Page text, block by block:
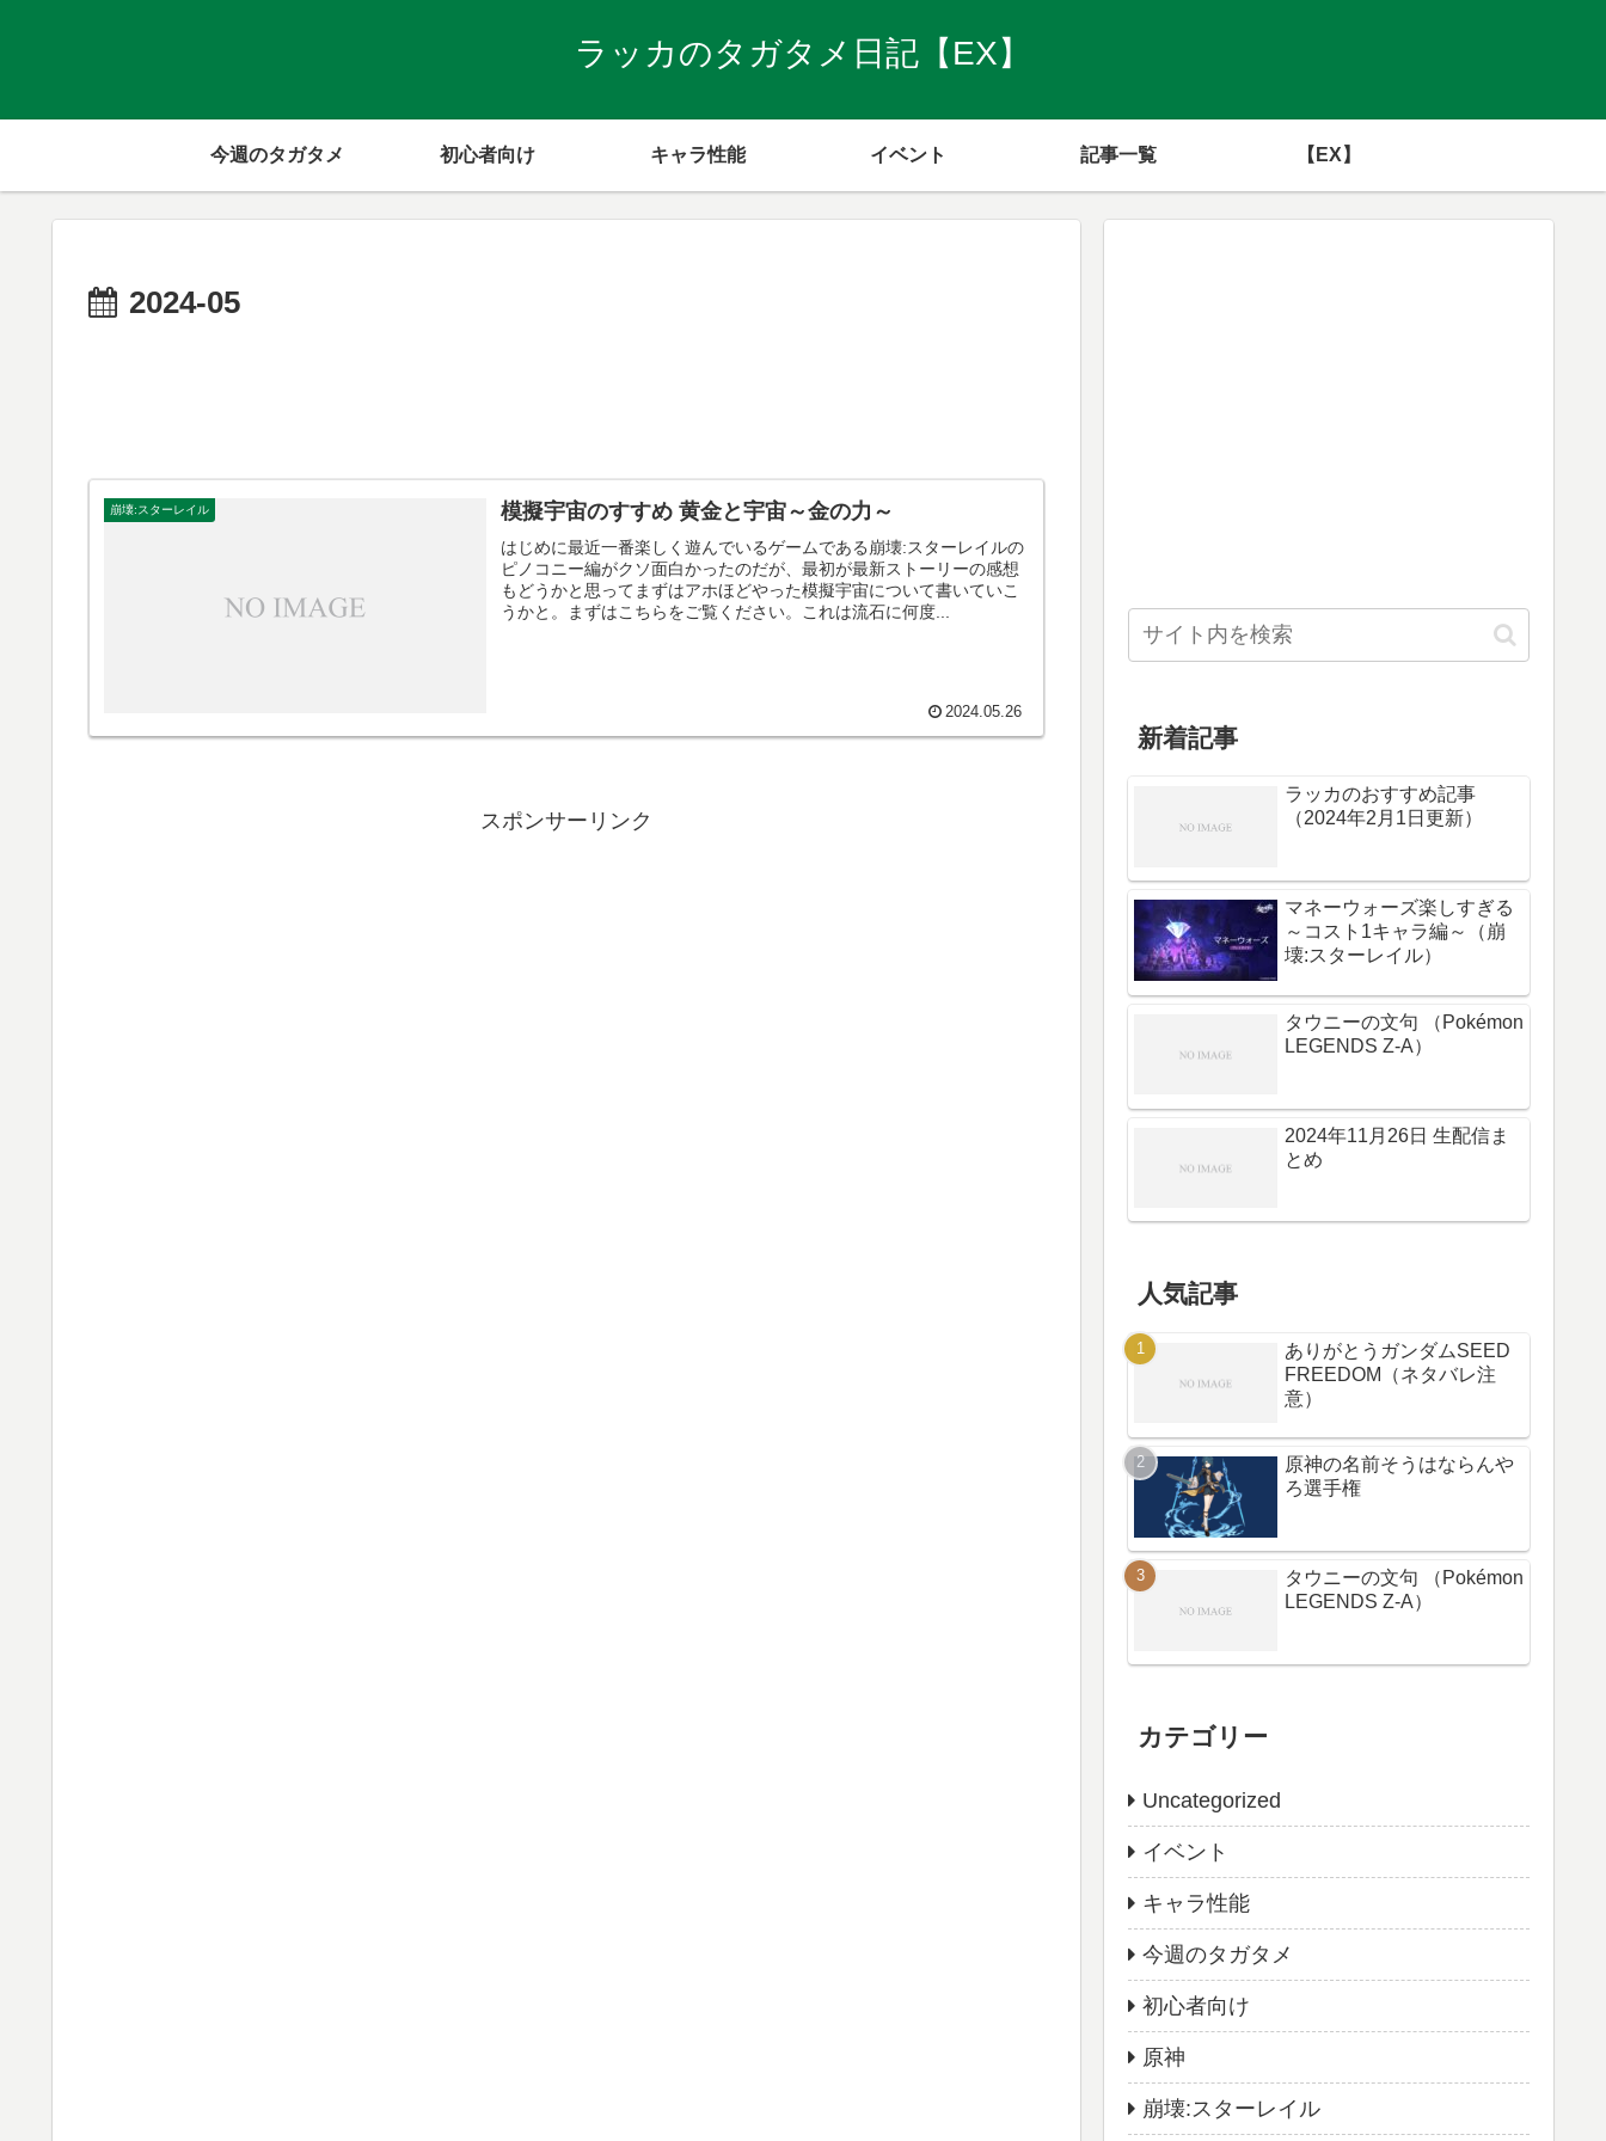
ラッカのタガタメ日記【EX】
今週のタガタメ 初心者向け キャラ性能 イベント 記事一覧 【EX】
2024-05
崩壊:スターレイル 模擬宇宙のすすめ 黄金と宇宙～金の力～
はじめに最近一番楽しく遊んでいるゲームである崩壊:スターレイルの
ピノコニー編がクソ面白かったのだが、最初が最新ストーリーの感想
もどうかと思ってまずはアホほどやった模擬宇宙について書いていこ
うかと。まずはこちらをご覧ください。これは流石に何度...
2024.05.26
スポンサーリンク
新着記事
ラッカのおすすめ記事
（2024年2月1日更新）
マネーウォーズ楽しすぎる
～コスト1キャラ編～（崩
壊:スターレイル）
タウニーの文句 （Pokémon
LEGENDS Z-A）
2024年11月26日 生配信ま
とめ
人気記事
ありがとうガンダムSEED
FREEDOM（ネタバレ注
意）
原神の名前そうはならんや
ろ選手権
タウニーの文句 （Pokémon
LEGENDS Z-A）
カテゴリー
Uncategorized
イベント
キャラ性能
今週のタガタメ
初心者向け
原神
崩壊:スターレイル